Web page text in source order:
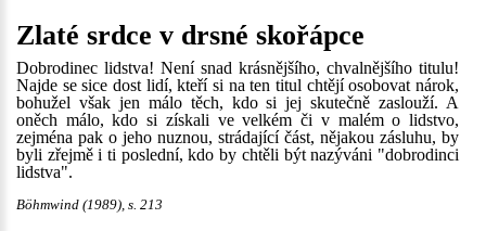
Zlaté srdce v drsné skořápce
Dobrodinec lidstva! Není snad krásnějšího, chvalnějšího titulu!
Najde se sice dost lidí, kteří si na ten titul chtějí osobovat nárok,
bohužel však jen málo těch, kdo si jej skutečně zaslouží. A
oněch málo, kdo si získali ve velkém či v malém o lidstvo,
zejména pak o jeho nuznou, strádající část, nějakou zásluhu, by
byli zřejmě i ti poslední, kdo by chtěli být nazýváni "dobrodinci
lidstva".
Böhmwind (1989), s. 213